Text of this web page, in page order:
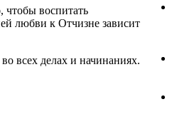
чтобы воспитать
любви к Отчизне зависит
всех делах и начинаниях.